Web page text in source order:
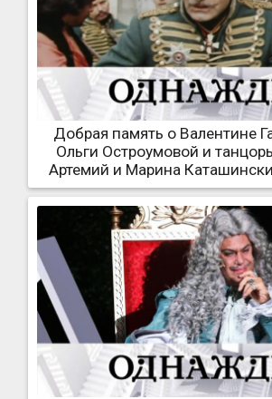
Добрая память о Валентине
Ольги Остроумовой и
Артемий и Марина